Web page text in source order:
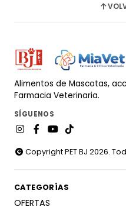
Alimentos de Mascotas,
Farmacia Veterinaria.
SÍGUENOS
Copyright PET BJ 2026.
CATEGORÍAS
OFERTAS